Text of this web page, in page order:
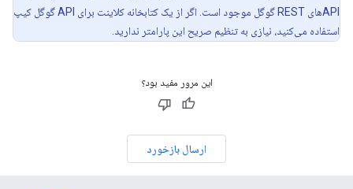
APIهای REST گوگل موجود است. اگر از یک کتابخانه کلاینت برای API گوگل کیپ
استفاده می‌کنید، نیازی به تنظیم صریح این پارامتر ندارید.
این مرور مفید بود؟
ارسال بازخورد